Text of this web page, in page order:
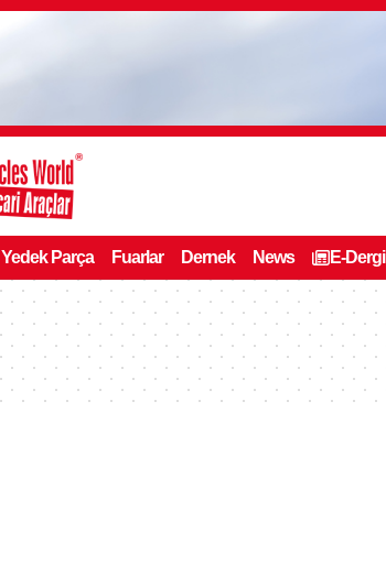
Yedek Parça Fuarlar Dernek News E-Dergi